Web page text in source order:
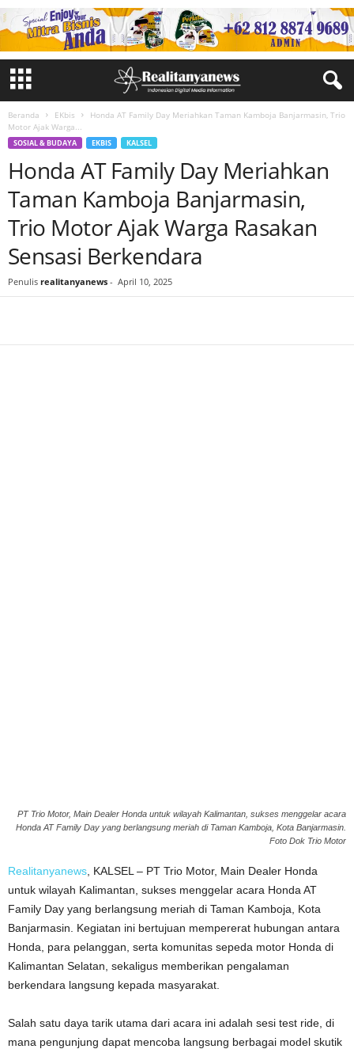
Beranda EKbis
Honda AT Family Day Meriahkan Taman Kamboja Banjarmasin, Trio
Motor Ajak Warga...
SOSIAL & BUDAYA EKBIS KALSEL
Honda AT Family Day Meriahkan
Taman Kamboja Banjarmasin,
Trio Motor Ajak Warga Rasakan
Sensasi Berkendara
Penulis realitanyanews - April 10, 2025
PT Trio Motor, Main Dealer Honda untuk wilayah Kalimantan, sukses menggelar acara
Honda AT Family Day yang berlangsung meriah di Taman Kamboja, Kota Banjarmasin.
Foto Dok Trio Motor
Realitanyanews, KALSEL – PT Trio Motor, Main Dealer Honda
untuk wilayah Kalimantan, sukses menggelar acara Honda AT
Family Day yang berlangsung meriah di Taman Kamboja, Kota
Banjarmasin. Kegiatan ini bertujuan mempererat hubungan antara
Honda, para pelanggan, serta komunitas sepeda motor Honda di
Kalimantan Selatan, sekaligus memberikan pengalaman
berkendara langsung kepada masyarakat.
Salah satu daya tarik utama dari acara ini adalah sesi test ride, di
mana pengunjung dapat mencoba langsung berbagai model skutik